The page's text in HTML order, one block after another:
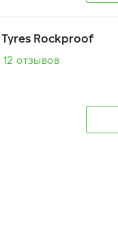
Rockproof
12 отзывов